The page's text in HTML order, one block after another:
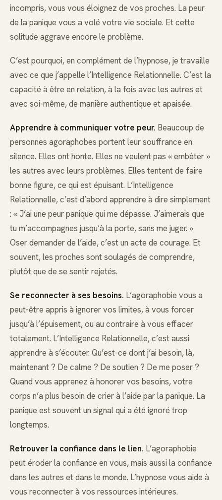
incompris, vous vous éloignez de vos proches. La peur
de la panique vous a volé votre vie sociale. Et cette
solitude aggrave encore le problème.
C’est pourquoi, en complément de l’hypnose, je travaille
avec ce que j’appelle l’Intelligence Relationnelle. C’est la
capacité à être en relation, à la fois avec les autres et
avec soi-même, de manière authentique et apaisée.
Apprendre à communiquer votre peur. Beaucoup de
personnes agoraphobes portent leur souffrance en
silence. Elles ont honte. Elles ne veulent pas « embêter »
les autres avec leurs problèmes. Elles tentent de faire
bonne figure, ce qui est épuisant. L’Intelligence
Relationnelle, c’est d’abord apprendre à dire simplement
: « J’ai une peur panique qui me dépasse. J’aimerais que
tu m’accompagnes jusqu’à la porte, sans me juger. »
Oser demander de l’aide, c’est un acte de courage. Et
souvent, les proches sont soulagés de comprendre,
plutôt que de se sentir rejetés.
Se reconnecter à ses besoins. L’agoraphobie vous a
peut-être appris à ignorer vos limites, à vous forcer
jusqu’à l’épuisement, ou au contraire à vous effacer
totalement. L’Intelligence Relationnelle, c’est aussi
apprendre à s’écouter. Qu’est-ce dont j’ai besoin, là,
maintenant ? De calme ? De soutien ? De me poser ?
Quand vous apprenez à honorer vos besoins, votre
corps n’a plus besoin de crier à l’aide par la panique. La
panique est souvent un signal qui a été ignoré trop
longtemps.
Retrouver la confiance dans le lien. L’agoraphobie
peut éroder la confiance en vous, mais aussi la confiance
dans les autres et dans le monde. L’hypnose vous aide à
vous reconnecter à vos ressources intérieures.